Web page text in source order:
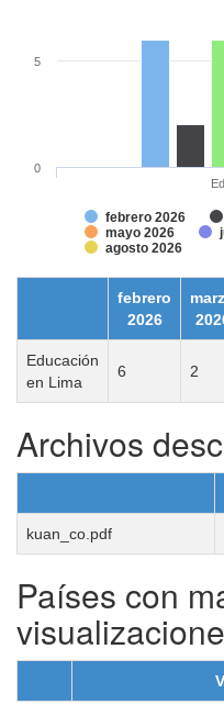
febrero 2026
mayo 2026
agosto 2026
0
5
febrero
2026
Educación
en Lima
6 2
Archivos
kuan_co.pdf
Países con